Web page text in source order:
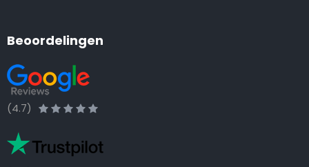
Beoordelingen
(4.7)